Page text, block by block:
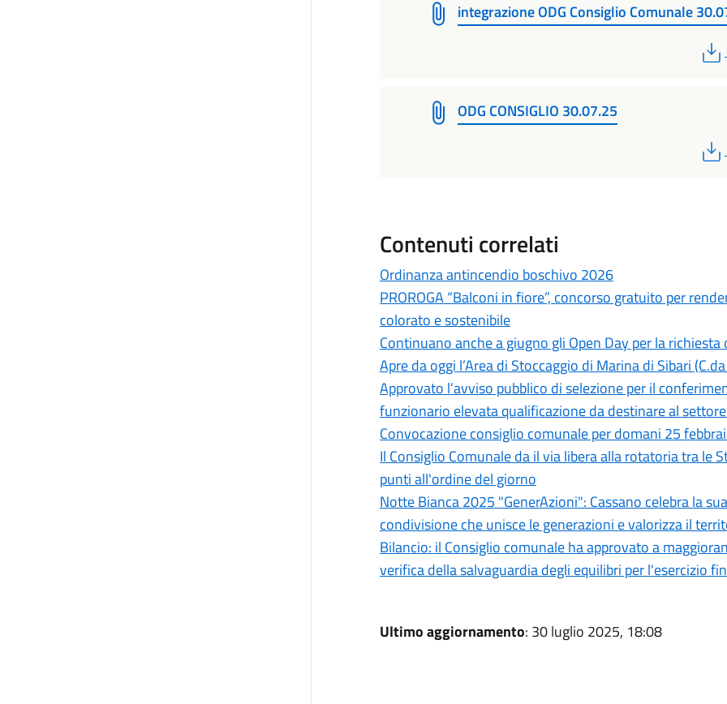
integrazione ODG Consiglio Comunale
ODG CONSIGLIO 30.07.25
Contenuti correlati
Ordinanza antincendio boschivo 2026
PROROGA “Balconi in fiore”, concorso gratuito per
colorato e sostenibile
Continuano anche a giugno gli Open Day per la
Apre da oggi l’Area di Stoccaggio di Marina di Sibari
Approvato l’avviso pubblico di selezione per il
funzionario elevata qualificazione da destinare al settore
Convocazione consiglio comunale per domani 25
Il Consiglio Comunale da il via libera alla rotatoria tra le
punti all'ordine del giorno
Notte Bianca 2025 "GenerAzioni": Cassano celebra la
condivisione che unisce le generazioni e valorizza il
Bilancio: il Consiglio comunale ha approvato a
verifica della salvaguardia degli equilibri per l'esercizio
Ultimo aggiornamento: 30 luglio 2025, 18:08